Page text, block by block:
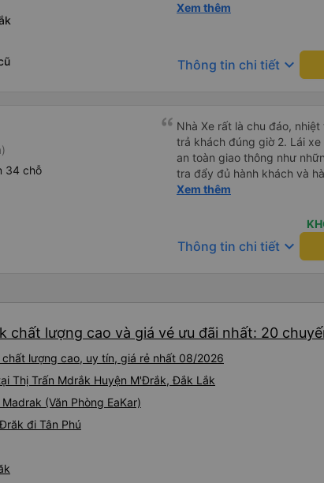
rồi. Chú tài xế còn uống
Xem thêm
Thông tin chi tiết keyboard_arrow_down
34 chỗ
Nhà Xe rất là chu đáo, nhiệt
trả khách đúng giờ 2. Lái xe an toàn êm ái ( không chạy mất
an toàn giao thông như
tra đẩy đủ hành khách và
Đặc biệt ngoài chăn gối và
được tặng kèm 1 lon nước yến ướp
theo. Chúc nhà xe tương lai càng phát triển và đội ngũ công
Xem thêm
Thông tin chi tiết keyboard_arrow_down
chất lượng cao và giá vé ưu đãi nhất: 20
lượng cao, uy tín, giá rẻ nhất 08/2026
Thị Trấn Mdrắk Huyện M'Ðrắk, Đắk Lắk
(Văn Phòng EaKar)
đi Tân Phú